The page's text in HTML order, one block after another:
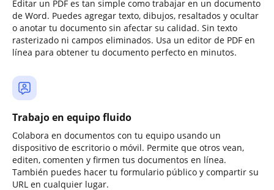
Editar un PDF es tan simple como trabajar en un documento
de Word. Puedes agregar texto, dibujos, resaltados y ocultar
o anotar tu documento sin afectar su calidad. Sin texto
rasterizado ni campos eliminados. Usa un editor de PDF en
línea para obtener tu documento perfecto en minutos.
Trabajo en equipo fluido
Colabora en documentos con tu equipo usando un
dispositivo de escritorio o móvil. Permite que otros vean,
editen, comenten y firmen tus documentos en línea.
También puedes hacer tu formulario público y compartir su
URL en cualquier lugar.